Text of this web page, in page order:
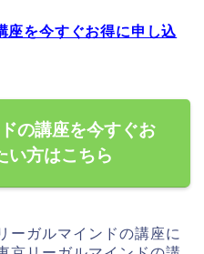
座を今すぐお得に申し込
の講座を今すぐお
い方はこちら
ーガルマインドの講座に